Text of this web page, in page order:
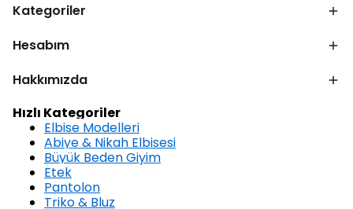
Kategoriler
Hesabım
Hakkımızda
Hızlı Kategoriler
Elbise Modelleri
Abiye & Nikah Elbisesi
Büyük Beden Giyim
Etek
Pantolon
Triko & Bluz